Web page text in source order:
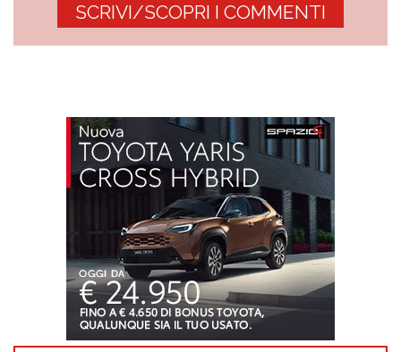
SCRIVI/SCOPRI I COMMENTI